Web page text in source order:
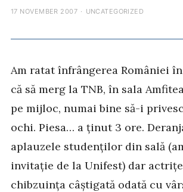
17 NOVEMBER 2007 · UNCATEGORIZED
Am ratat înfrângerea României
că să merg la TNB, în sala
pe mijloc, numai bine să-i
ochi. Piesa… a ținut 3 ore.
aplauzele studenților din sală
invitație de la Unifest) dar
chibzuința câștigată odată cu